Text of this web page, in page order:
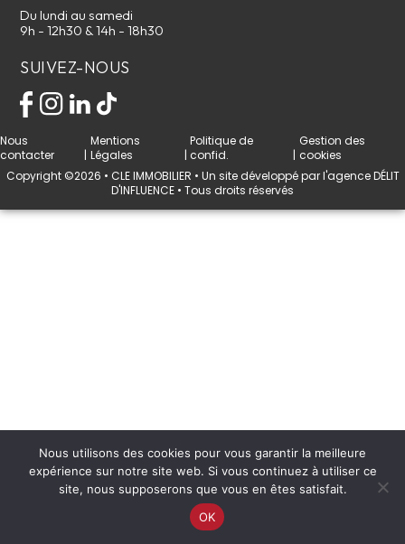
Du lundi au samedi
9h - 12h30 & 14h - 18h30
SUIVEZ-NOUS
Copyright ©2026 • CLE IMMOBILIER • Un site développé par l'agenceDÉLIT
D'INFLUENCE • Tous droits réservés
Nous
contacter
|
Mentions
Légales
|
Politique de
confid.
|
Gestion des
cookies
Nous utilisons des cookies pour vous garantir la meilleure
expérience sur notre site web. Si vous continuez à utiliser ce
site, nous supposerons que vous en êtes satisfait.
OK